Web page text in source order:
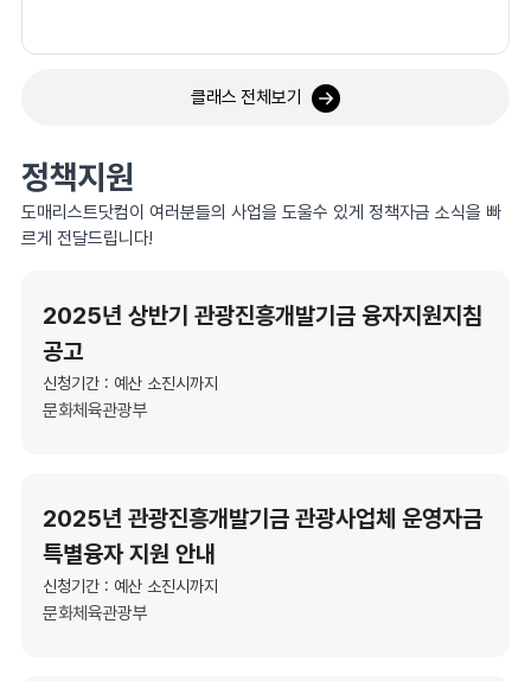
클래스 전체보기
정책지원
도매리스트닷컴이 여러분들의 사업을 도울수 있게 정책자금 소식을 빠
르게 전달드립니다!
2025년 상반기 관광진흥개발기금 융자지원지침
공고
신청기간 : 예산 소진시까지
문화체육관광부
2025년 관광진흥개발기금 관광사업체 운영자금
특별융자 지원 안내
신청기간 : 예산 소진시까지
문화체육관광부